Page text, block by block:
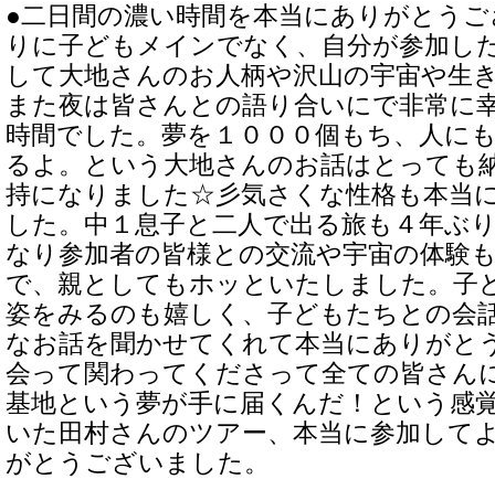
●二日間の濃い時間を本当にありがとう
りに子どもメインでなく、自分が参加し
して大地さんのお人柄や沢山の宇宙や生
また夜は皆さんとの語り合いにで非常に
時間でした。夢を１０００個もち、人に
るよ。という大地さんのお話はとっても
持になりました☆彡気さくな性格も本当
した。中１息子と二人で出る旅も４年ぶ
なり参加者の皆様との交流や宇宙の体験
で、親としてもホッといたしました。子
姿をみるのも嬉しく、子どもたちとの会
なお話を聞かせてくれて本当にありがと
会って関わってくださって全ての皆さん
基地という夢が手に届くんだ！という感
いた田村さんのツアー、本当に参加して
がとうございました。